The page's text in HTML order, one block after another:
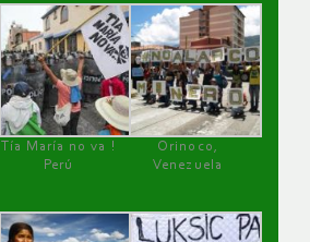
Tía María no va !
Perú
Orinoco,
Venezuela